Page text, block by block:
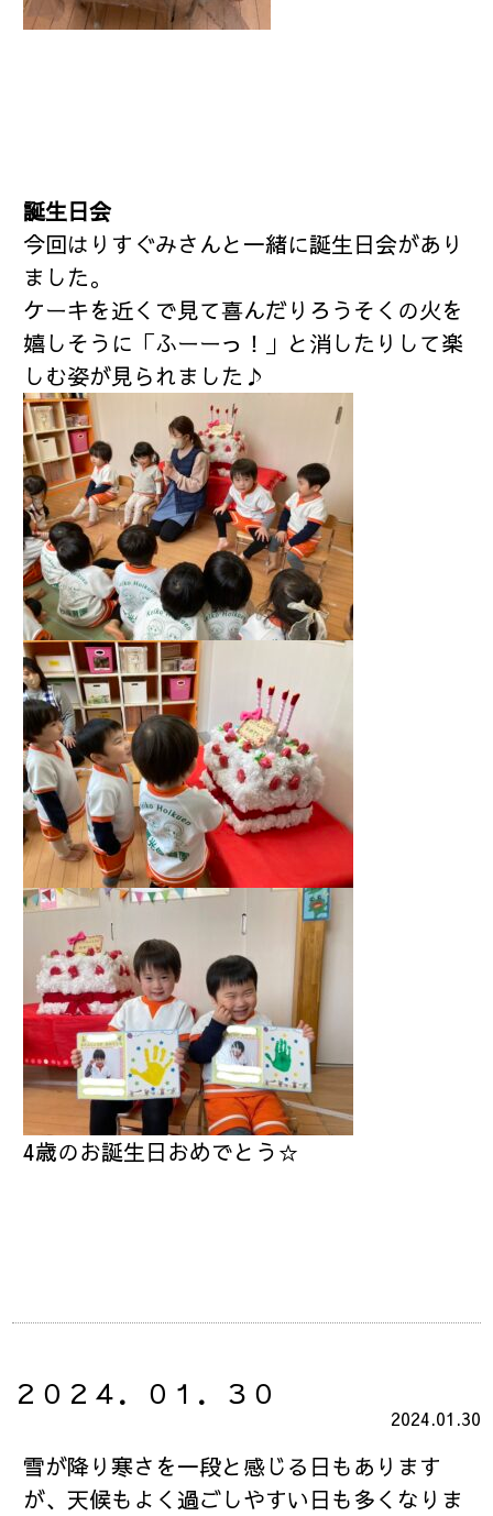
誕生日会
今回はりすぐみさんと一緒に誕生日会があり
ました。
ケーキを近くで見て喜んだりろうそくの火を
嬉しそうに「ふーーっ！」と消したりして楽
しむ姿が見られました♪
4歳のお誕生日おめでとう☆
２０２４．０１．３０
2024.01.30
雪が降り寒さを一段と感じる日もあります
が、天候もよく過ごしやすい日も多くなりま